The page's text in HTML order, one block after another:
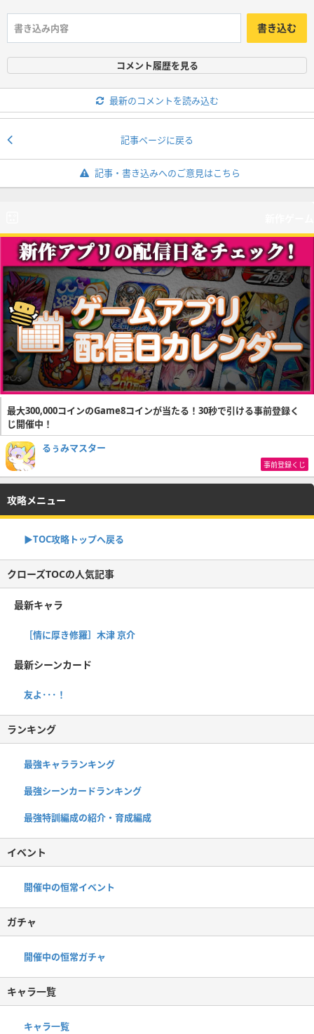
書き込む
コメント履歴を見る
最新のコメントを読み込む
記事ページに戻る
記事・書き込みへのご意見はこちら
最大300,000コインのGame8コインが当たる！30秒で引ける事前登録く
じ開催中！
るぅみマスター
事前登録くじ
攻略メニュー
▶TOC攻略トップへ戻る
クローズTOCの人気記事
最新キャラ
［情に厚き修羅］木津 京介
最新シーンカード
友よ･･･！
ランキング
最強キャラランキング
最強シーンカードランキング
最強特訓編成の紹介・育成編成
イベント
開催中の恒常イベント
ガチャ
開催中の恒常ガチャ
キャラ一覧
キャラ一覧